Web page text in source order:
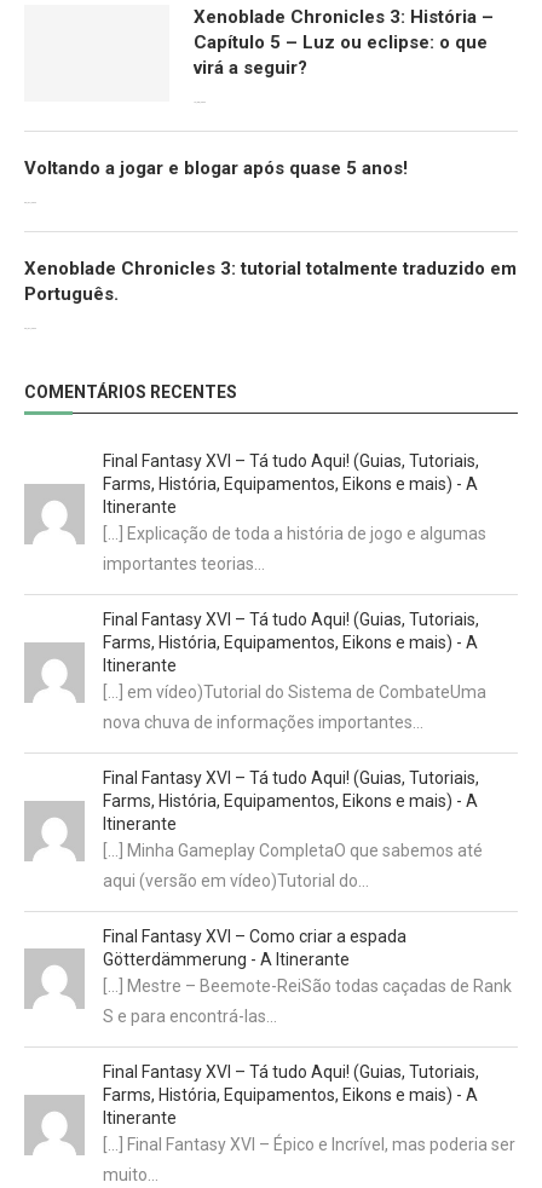
Xenoblade Chronicles 3: História –
Capítulo 5 – Luz ou eclipse: o que
virá a seguir?
Voltando a jogar e blogar após quase 5 anos!
Xenoblade Chronicles 3: tutorial totalmente traduzido em
Português.
COMENTÁRIOS RECENTES
Final Fantasy XVI – Tá tudo Aqui! (Guias, Tutoriais,
Farms, História, Equipamentos, Eikons e mais) - A
Itinerante
[…] Explicação de toda a história de jogo e algumas
importantes teorias…
Final Fantasy XVI – Tá tudo Aqui! (Guias, Tutoriais,
Farms, História, Equipamentos, Eikons e mais) - A
Itinerante
[…] em vídeo)Tutorial do Sistema de CombateUma
nova chuva de informações importantes…
Final Fantasy XVI – Tá tudo Aqui! (Guias, Tutoriais,
Farms, História, Equipamentos, Eikons e mais) - A
Itinerante
[…] Minha Gameplay CompletaO que sabemos até
aqui (versão em vídeo)Tutorial do…
Final Fantasy XVI – Como criar a espada
Götterdämmerung - A Itinerante
[…] Mestre – Beemote-ReiSão todas caçadas de Rank
S e para encontrá-las…
Final Fantasy XVI – Tá tudo Aqui! (Guias, Tutoriais,
Farms, História, Equipamentos, Eikons e mais) - A
Itinerante
[…] Final Fantasy XVI – Épico e Incrível, mas poderia ser
muito…